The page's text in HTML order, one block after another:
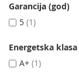
Garancija (god)
5 1
Energetska klasa
A+ 1